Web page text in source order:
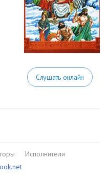
Слушать онлайн
Исполнители